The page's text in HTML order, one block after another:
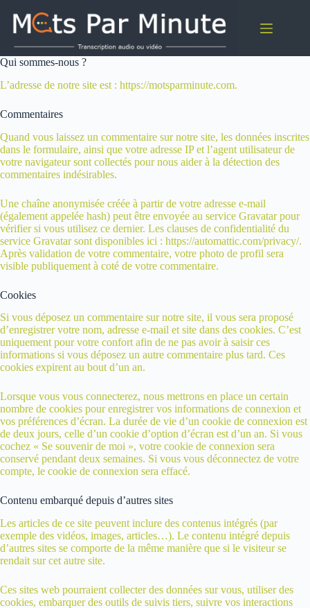
contenu
Qui sommes-nous ?
L’adresse de notre site est : https://motsparminute.com.
Commentaires
Quand vous laissez un commentaire sur notre site, les données inscrites
dans le formulaire, ainsi que votre adresse IP et l’agent utilisateur de
votre navigateur sont collectés pour nous aider à la détection des
commentaires indésirables.
Une chaîne anonymisée créée à partir de votre adresse e-mail
(également appelée hash) peut être envoyée au service Gravatar pour
vérifier si vous utilisez ce dernier. Les clauses de confidentialité du
service Gravatar sont disponibles ici : https://automattic.com/privacy/.
Après validation de votre commentaire, votre photo de profil sera
visible publiquement à coté de votre commentaire.
Cookies
Si vous déposez un commentaire sur notre site, il vous sera proposé
d’enregistrer votre nom, adresse e-mail et site dans des cookies. C’est
uniquement pour votre confort afin de ne pas avoir à saisir ces
informations si vous déposez un autre commentaire plus tard. Ces
cookies expirent au bout d’un an.
Lorsque vous vous connecterez, nous mettrons en place un certain
nombre de cookies pour enregistrer vos informations de connexion et
vos préférences d’écran. La durée de vie d’un cookie de connexion est
de deux jours, celle d’un cookie d’option d’écran est d’un an. Si vous
cochez « Se souvenir de moi », votre cookie de connexion sera
conservé pendant deux semaines. Si vous vous déconnectez de votre
compte, le cookie de connexion sera effacé.
Contenu embarqué depuis d’autres sites
Les articles de ce site peuvent inclure des contenus intégrés (par
exemple des vidéos, images, articles…). Le contenu intégré depuis
d’autres sites se comporte de la même manière que si le visiteur se
rendait sur cet autre site.
Ces sites web pourraient collecter des données sur vous, utiliser des
cookies, embarquer des outils de suivis tiers, suivre vos interactions